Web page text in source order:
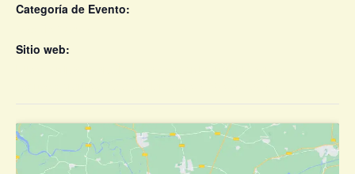
Categoría de Evento:
Sitio web: